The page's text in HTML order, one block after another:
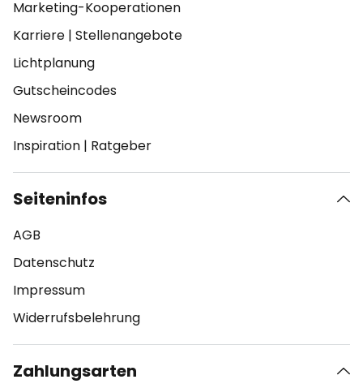
Marketing-Kooperationen
Karriere | Stellenangebote
Lichtplanung
Gutscheincodes
Newsroom
Inspiration | Ratgeber
Seiteninfos
AGB
Datenschutz
Impressum
Widerrufsbelehrung
Zahlungsarten